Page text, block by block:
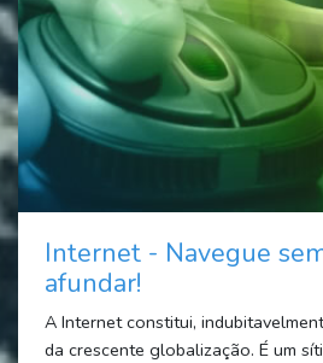
Internet - Navegue
afundar!
A Internet constitui,
da crescente globalização. É um